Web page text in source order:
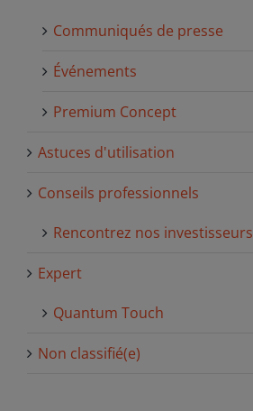
Communiqués de presse
Événements
Premium Concept
Astuces d'utilisation
Conseils professionnels
Rencontrez nos investisseurs
Expert
Quantum Touch
Non classifié(e)